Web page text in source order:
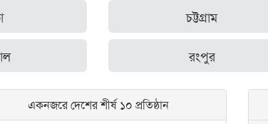
চট্টগ্রাম
রংপুর
একনজরে দেশের শীর্ষ ১০ প্রতিষ্ঠান